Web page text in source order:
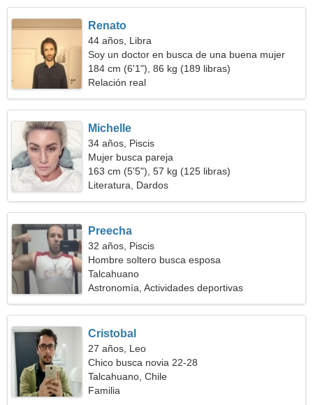
Renato
44 años, Libra
Soy un doctor en busca de una buena mujer
184 cm (6'1"), 86 kg (189 libras)
Relación real
Michelle
34 años, Piscis
Mujer busca pareja
163 cm (5'5"), 57 kg (125 libras)
Literatura, Dardos
Preecha
32 años, Piscis
Hombre soltero busca esposa
Talcahuano
Astronomía, Actividades deportivas
Cristobal
27 años, Leo
Chico busca novia 22-28
Talcahuano, Chile
Familia